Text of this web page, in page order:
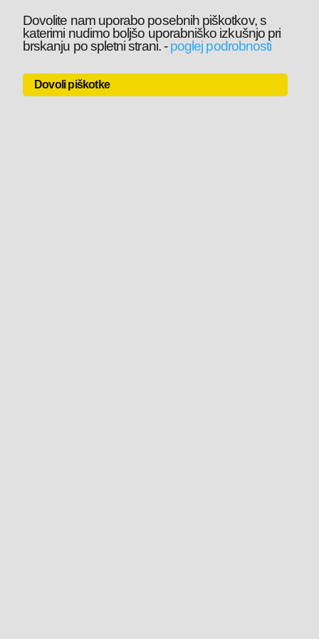
Dovolite nam uporabo posebnih piškotkov, s
katerimi nudimo boljšo uporabniško izkušnjo pri
brskanju po spletni strani.-poglej podrobnosti
Dovoli piškotke